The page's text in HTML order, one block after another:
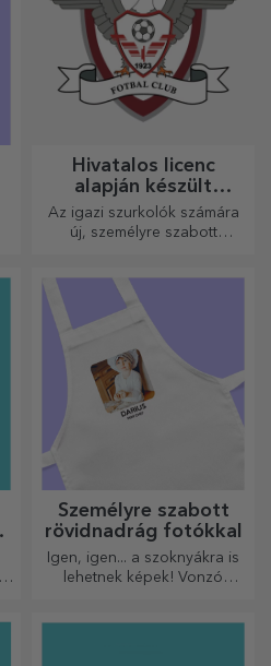
Hivatalos licenc
alapján készült
személyre szabott
ajándékok – FC Rapid
Az igazi szurkolók számára
új, személyre szabott
hivatalos licencével, a fehér-
lila csapat
együttműködésével.
Személyre szabott
rövidnadrág fotókkal
Igen, igen... a szoknyákra is
lehetnek képek! Vonzó